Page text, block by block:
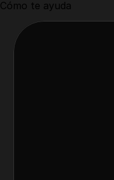
Cómo te ayuda